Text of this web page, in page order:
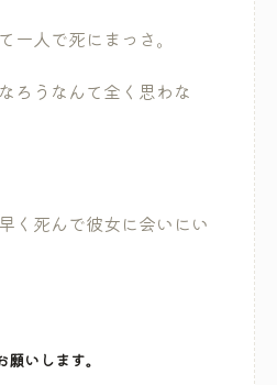
一人で死にまっさ。
ろうなんて全く思わな
く死んで彼女に会いにい
いします。